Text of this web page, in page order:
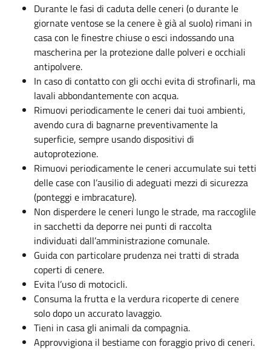
Durante le fasi di caduta delle ceneri (o durante le
giornate ventose se la cenere è già al suolo) rimani in
casa con le finestre chiuse o esci indossando una
mascherina per la protezione dalle polveri e occhiali
antipolvere.
In caso di contatto con gli occhi evita di strofinarli, ma
lavali abbondantemente con acqua.
Rimuovi periodicamente le ceneri dai tuoi ambienti,
avendo cura di bagnarne preventivamente la
superficie, sempre usando dispositivi di
autoprotezione.
Rimuovi periodicamente le ceneri accumulate sui tetti
delle case con l’ausilio di adeguati mezzi di sicurezza
(ponteggi e imbracature).
Non disperdere le ceneri lungo le strade, ma raccoglile
in sacchetti da deporre nei punti di raccolta
individuati dall’amministrazione comunale.
Guida con particolare prudenza nei tratti di strada
coperti di cenere.
Evita l’uso di motocicli.
Consuma la frutta e la verdura ricoperte di cenere
solo dopo un accurato lavaggio.
Tieni in casa gli animali da compagnia.
Approvvigiona il bestiame con foraggio privo di ceneri.